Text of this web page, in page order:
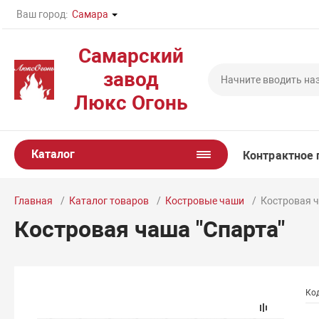
Ваш город: Самара
Самарский
завод
Люкс Огонь
Каталог Контрактное
Главная Каталог товаров Костровые чаши Костровая
Костровая чаша "Спарта"